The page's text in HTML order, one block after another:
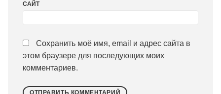
САЙТ
Сохранить моё имя, email и адрес сайта в
этом браузере для последующих моих
комментариев.